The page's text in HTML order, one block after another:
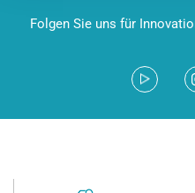
Folgen Sie uns für